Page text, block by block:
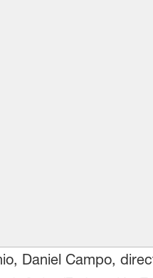
Daniel Campo,